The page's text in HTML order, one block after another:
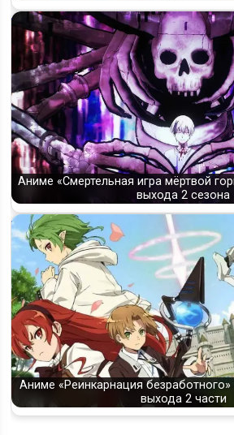
Аниме «Смертельная игра мёртвой
выхода 2 сезона
Аниме «Реинкарнация безработного»
выхода 2 части